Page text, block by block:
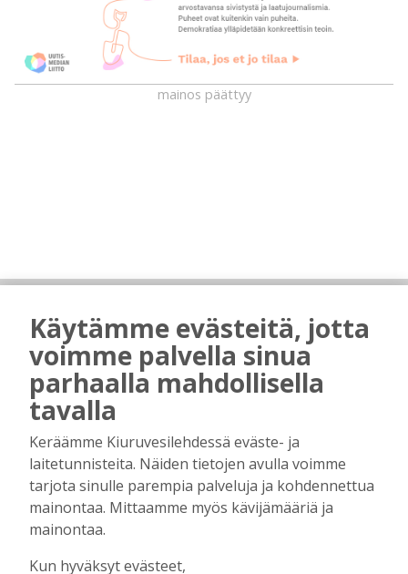
mainos päättyy
Majasaaren marjamies kävi katsomassa
“laitumiensa” tämän kesän tuottoa
Tilaajille
Hanna Soini
Kiuruveden Jänteen 60-vuotisjuhlassa:
Nuorissa ja talkoohenkisessä
seuratoiminnassa on urheilun tulevaisuus
Tilaajille
Toimitus
Raivaajapatsaan kaskisavut ovat kyteneet
Käytämme evästeitä, jotta
voimme palvella sinua
parhaalla mahdollisella
tavalla
Keräämme Kiuruvesilehdessä eväste- ja
laitetunnisteita. Näiden tietojen avulla voimme
tarjota sinulle parempia palveluja ja kohdennettua
mainontaa. Mittaamme myös kävijämääriä ja
mainontaa.
Kun hyväksyt evästeet,